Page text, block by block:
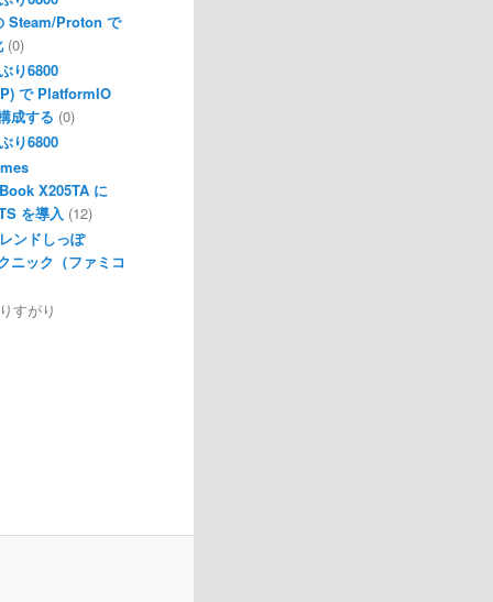
Steam/Proton で
(0)
り6800
で PlatformIO
成する (0)
り6800
X205TA に
を導入 (12)
ンドしっぽ
ニック（ファミコ
すがり